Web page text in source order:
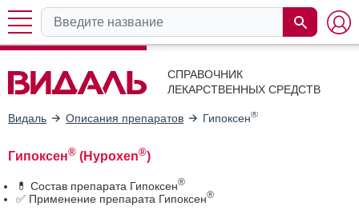
СПРАВОЧНИК
ЛЕКАРСТВЕННЫХ СРЕДСТВ
Видаль Описания препаратов Гипоксен®
Гипоксен® (Hypoxen®)
💊 Состав препарата Гипоксен®
✅ Применение препарата Гипоксен®